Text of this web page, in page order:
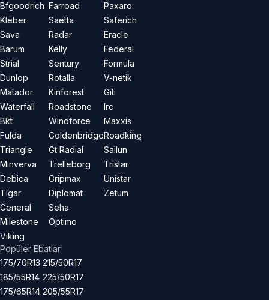
Bfgoodrich
Kleber
Sava
Barum
Strial
Dunlop
Matador
Waterfall
Bkt
Fulda
Triangle
Minverva
Debica
Tigar
General
Milestone
Viking
Farroad
Saetta
Radar
Kelly
Sentury
Rotalla
Kinforest
Roadstone
Windforce
Goldenbridge
Gt Radial
Trelleborg
Gripmax
Diplomat
Seha
Optimo
Paxaro
Saferich
Eracle
Federal
Formula
V-netik
Giti
Irc
Maxxis
Roadking
Sailun
Tristar
Unistar
Zetum
Popüler Ebatlar
175/70R13
185/55R14
175/65R14
215/50R17
225/50R17
205/55R17